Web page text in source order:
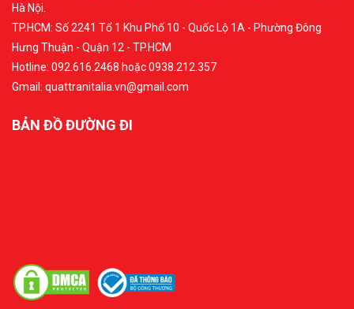
Hà Nội.
TP.HCM: Số 2241 Tổ 1 Khu Phố 10 - Quốc Lộ 1A - Phường Đông
Hưng Thuận - Quận 12 - TP.HCM
Hotline: 092.616.2468 hoặc 0938.212.357
Gmail: quattranitalia.vn@gmail.com
BẢN ĐỒ ĐƯỜNG ĐI